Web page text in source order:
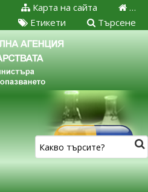
…
Карта на сайта
Търсене
Етикети